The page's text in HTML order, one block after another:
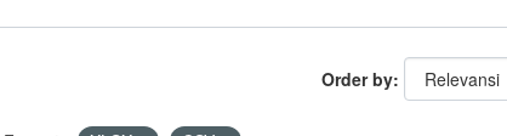
Order by